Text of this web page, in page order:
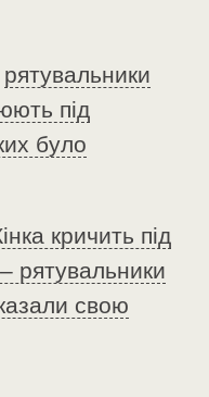
рятувальники
під
було
кричить під
рятувальники
свою